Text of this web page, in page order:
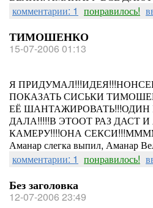
комментарии: 1 понравилось!
ТИМОШЕНКО
15-07-2006 01:13
Я
ПОКАЗАТЬ СИСЬКИ
ЕЁ ШАНТАЖИРОВАТЬ!!!ОДИН
ДАЛА!!!!!В ЭТООТ РАЗ ДАСТ
КАМЕРУ!!!!ОНА
Аманар слегка выпил, Аманар
комментарии: 1 понравилось!
Без заголовка
12-07-2006 23:49